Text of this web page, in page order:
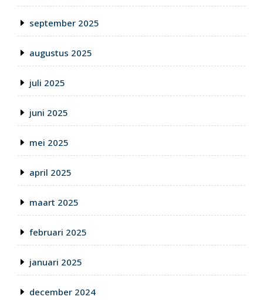
september 2025
augustus 2025
juli 2025
juni 2025
mei 2025
april 2025
maart 2025
februari 2025
januari 2025
december 2024